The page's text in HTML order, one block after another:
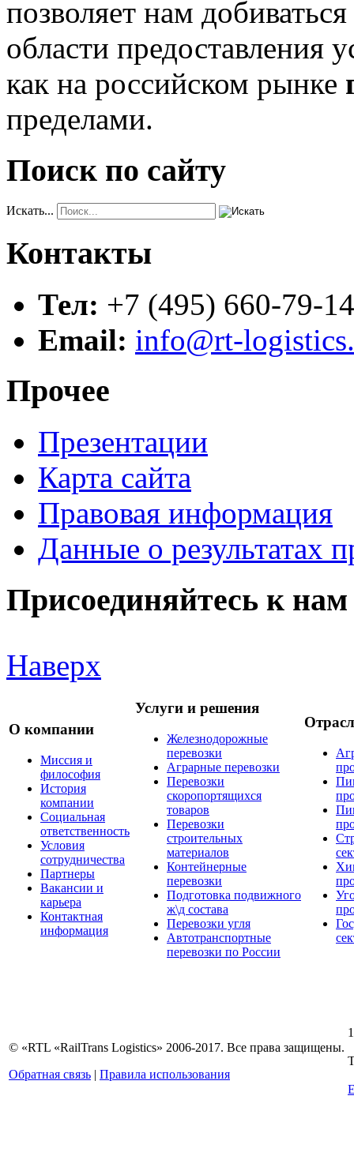
позволяет нам
области предоставления
как на российском рынке
пределами.
Поиск по сайту
Искать...
Контакты
Тел: +7 (495) 660-79-14
Email: info@rt-
Прочее
Презентации
Карта сайта
Правовая информация
Данные о результатах
Присоединяйтесь к нам
Наверх
О компании
Миссия и
философия
История
компании
Социальная
ответственность
Условия
сотрудничества
Партнеры
Вакансии и
карьера
Контактная
информация
Услуги и решения
Железнодорожные
перевозки
Аграрные перевозки
Перевозки
скоропортящихся
товаров
Перевозки
строительных
материалов
Контейнерные
перевозки
Подготовка подвижного
ж\д состава
Перевозки угля
Автотранспортные
перевозки по России
© «RTL «RailTrans Logistics» 2006-2017. Все права защищены.
Обратная связь | Правила использования